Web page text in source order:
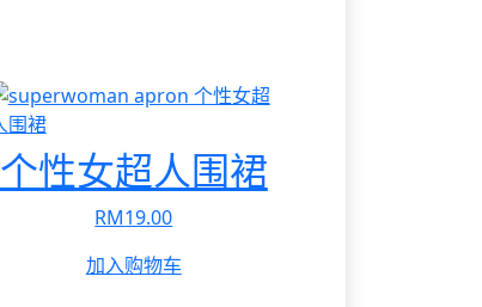
个性女超人围裙
RM19.00
加入购物车